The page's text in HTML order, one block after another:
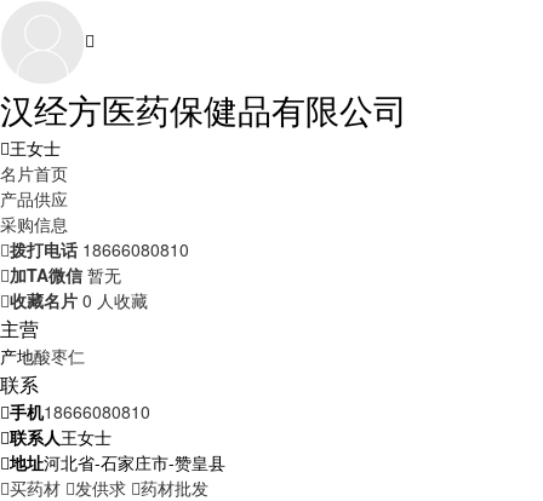
汉经方医药保健品有限公司
王女士
名片首页
产品供应
采购信息
拨打电话 18666080810
加TA微信 暂无
收藏名片 0 人收藏
主营
产地酸枣仁
联系
手机18666080810
联系人王女士
地址河北省-石家庄市-赞皇县
买药材 发供求 药材批发